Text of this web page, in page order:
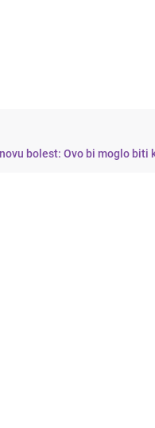
bolest: Ovo bi moglo biti